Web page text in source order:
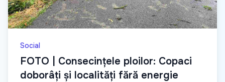
Social
FOTO | Consecințele ploilor: Copaci
doborâți și localități fără energie